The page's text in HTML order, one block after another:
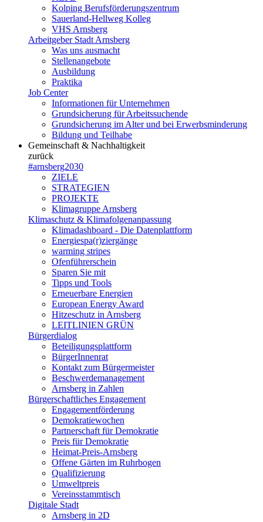
Kolping Berufsförderungszentrum
Sauerland-Hellweg Kolleg
VHS Arnsberg
Arbeitgeber Stadt Arnsberg
Was uns ausmacht
Stellenangebote
Ausbildung
Praktika
Job Center
Informationen für Unternehmen
Grundsicherung für Arbeitssuchende
Grundsicherung im Alter und bei Erwerbsminderung
Bildung und Teilhabe
Gemeinschaft & Nachhaltigkeit
zurück
#arnsberg2030
ZIELE
STRATEGIEN
PROJEKTE
Klimagruppe Arnsberg
Klimaschutz & Klimafolgenanpassung
Klimadashboard - Die Datenplattform
Energiespa(r)ziergänge
warming stripes
Ofenführerschein
Sparen Sie mit
Tipps und Tools
Erneuerbare Energien
European Energy Award
Hitzeschutz in Arnsberg
LEITLINIEN GRÜN
Bürgerdialog
Beteiligungsplattform
BürgerInnenrat
Kontakt zum Bürgermeister
Beschwerdemanagement
Arnsberg in Zahlen
Bürgerschaftliches Engagement
Engagementförderung
Demokratiewochen
Partnerschaft für Demokratie
Preis für Demokratie
Heimat-Preis-Arnsberg
Offene Gärten im Ruhrbogen
Qualifizierung
Umweltpreis
Vereinsstammtisch
Digitale Stadt
Arnsberg in 2D